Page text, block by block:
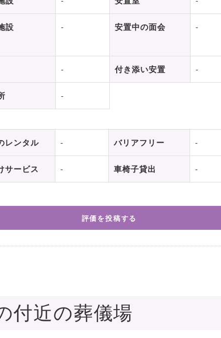
設 - 安置中の面会 -
- 付き添い安置 -
-
レンタル - バリアフリー -
サービス - 車椅子貸出 -
評価を投稿する
付近の葬儀場